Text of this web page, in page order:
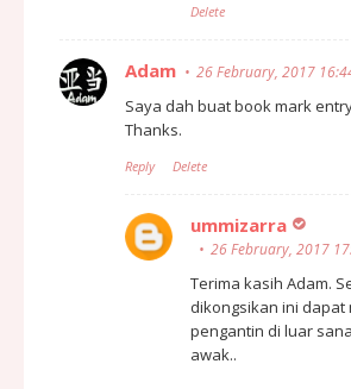
Delete
Adam 26 February, 2017
Saya dah buat book mark
Thanks.
Reply Delete
ummizarra
26 February, 2017
Terima kasih Adam.
dikongsikan ini dapat
pengantin di luar
awak..